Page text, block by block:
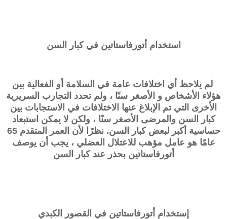
استخدام أتورفاستاتين في كبار السن
لم يلاحظ أي اختلافات عامة في السلامة أو الفعالية بين
هؤلاء الأشخاص و الأصغر سنًا ، ولم تحدد التجارب السريرية
الأخرى التي تم الإبلاغ عنها الاختلافات في الاستجابات بين
كبار السن والمرضى الأصغر سنًا ، ولكن لا يمكن استبعاد
حساسية أكبر لبعض كبار السن. نظرًا لأن العمر المتقدم 65
عامًا هو عامل مؤهب للاعتلال العضلي ، يجب أن يوصف
أتورفاستاتين بحذر عند كبار السن
إستخدام أتورفاستاتين في القصور الكبدي